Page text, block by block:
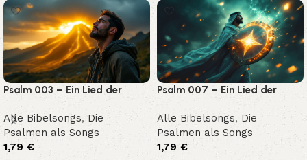
Psalm 003 – Ein Lied der
Rettung und Zuversicht
Alle Bibelsongs, Die
Psalmen als Songs
1,79 €
Psalm 007 – Ein Lied der
Gerechtigkeit und Zuflucht
Alle Bibelsongs, Die
Psalmen als Songs
1,79 €